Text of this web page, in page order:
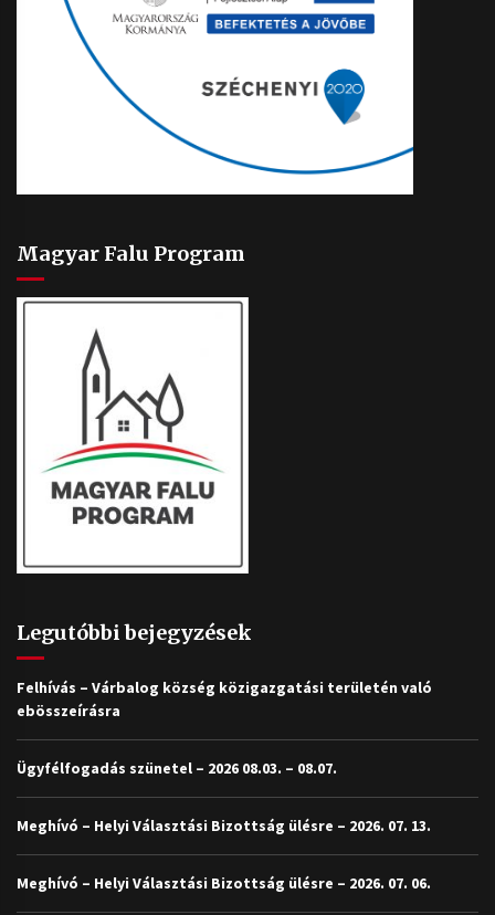
Magyar Falu Program
Legutóbbi bejegyzések
Felhívás – Várbalog község közigazgatási területén való
ebösszeírásra
Ügyfélfogadás szünetel – 2026 08.03. – 08.07.
Meghívó – Helyi Választási Bizottság ülésre – 2026. 07. 13.
Meghívó – Helyi Választási Bizottság ülésre – 2026. 07. 06.